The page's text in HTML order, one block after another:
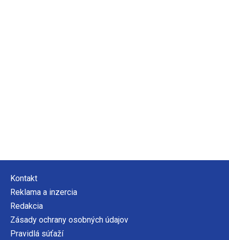
Kontakt
Reklama a inzercia
Redakcia
Zásady ochrany osobných údajov
Pravidlá súťaží